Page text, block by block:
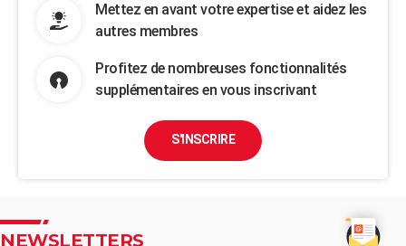
Mettez en avant votre expertise et aidez les
autres membres
Profitez de nombreuses fonctionnalités
supplémentaires en vous inscrivant
S'INSCRIRE
NEWSLETTERS